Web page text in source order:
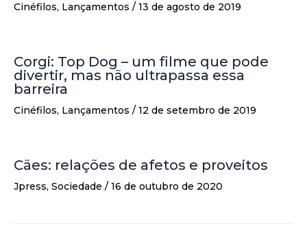
Cinéfilos, Lançamentos / 13 de agosto de 2019
Corgi: Top Dog – um filme que pode
divertir, mas não ultrapassa essa
barreira
Cinéfilos, Lançamentos / 12 de setembro de 2019
Cães: relações de afetos e proveitos
Jpress, Sociedade / 16 de outubro de 2020